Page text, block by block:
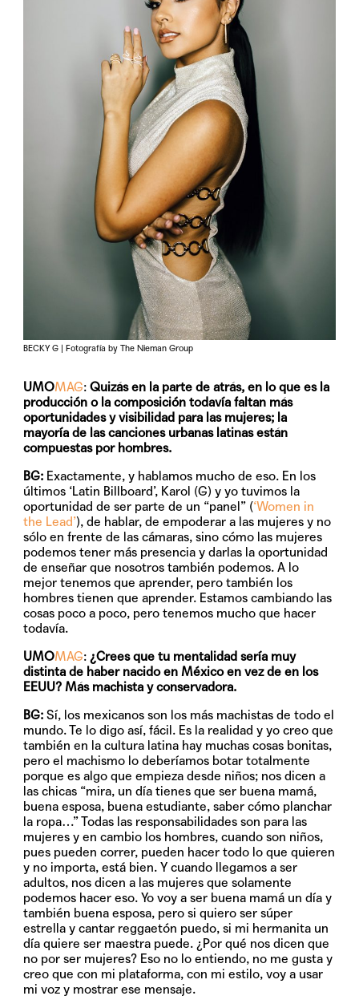
BECKY G | Fotografía by The Nieman Group
UMOMAG:Quizás en la parte de atrás, en lo que es la
producción o la composición todavía faltan más
oportunidades y visibilidad para las mujeres; la
mayoría de las canciones urbanas latinas están
compuestas por hombres.
BG: Exactamente, y hablamos mucho de eso. En los
últimos ‘Latin Billboard’, Karol (G) y yo tuvimos la
oportunidad de ser parte de un “panel” (‘Women in
the Lead’), de hablar, de empoderar a las mujeres y no
sólo en frente de las cámaras, sino cómo las mujeres
podemos tener más presencia y darlas la oportunidad
de enseñar que nosotros también podemos. A lo
mejor tenemos que aprender, pero también los
hombres tienen que aprender. Estamos cambiando las
cosas poco a poco, pero tenemos mucho que hacer
todavía.
UMOMAG:¿Crees que tu mentalidad sería muy
distinta de haber nacido en México en vez de en los
EEUU? Más machista y conservadora.
BG: Sí, los mexicanos son los más machistas de todo el
mundo. Te lo digo así, fácil. Es la realidad y yo creo que
también en la cultura latina hay muchas cosas bonitas,
pero el machismo lo deberíamos botar totalmente
porque es algo que empieza desde niños; nos dicen a
las chicas “mira, un día tienes que ser buena mamá,
buena esposa, buena estudiante, saber cómo planchar
la ropa…” Todas las responsabilidades son para las
mujeres y en cambio los hombres, cuando son niños,
pues pueden correr, pueden hacer todo lo que quieren
y no importa, está bien. Y cuando llegamos a ser
adultos, nos dicen a las mujeres que solamente
podemos hacer eso. Yo voy a ser buena mamá un día y
también buena esposa, pero si quiero ser súper
estrella y cantar reggaetón puedo, si mi hermanita un
día quiere ser maestra puede. ¿Por qué nos dicen que
no por ser mujeres? Eso no lo entiendo, no me gusta y
creo que con mi plataforma, con mi estilo, voy a usar
mi voz y mostrar ese mensaje.